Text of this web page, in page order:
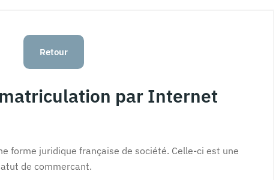
Retour
par Internet
forme juridique française de société. Celle-ci est une
de commercant.